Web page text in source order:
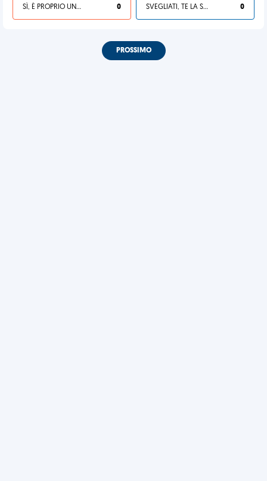
SÌ, È PROPRIO UNA VDM! 0 SVEGLIATI, TE LA SEI CERCATA! 0
PROSSIMO